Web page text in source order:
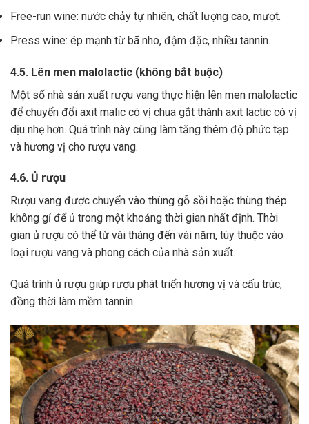
Free-run wine: nước chảy tự nhiên, chất lượng cao, mượt.
Press wine: ép mạnh từ bã nho, đậm đặc, nhiều tannin.
4.5. Lên men malolactic (không bắt buộc)
Một số nhà sản xuất rượu vang thực hiện lên men malolactic
để chuyển đổi axit malic có vị chua gắt thành axit lactic có vị
dịu nhẹ hơn. Quá trình này cũng làm tăng thêm độ phức tạp
và hương vị cho rượu vang.
4.6. Ủ rượu
Rượu vang được chuyển vào thùng gỗ sồi hoặc thùng thép
không gỉ để ủ trong một khoảng thời gian nhất định. Thời
gian ủ rượu có thể từ vài tháng đến vài năm, tùy thuộc vào
loại rượu vang và phong cách của nhà sản xuất.
Quá trình ủ rượu giúp rượu phát triển hương vị và cấu trúc,
đồng thời làm mềm tannin.